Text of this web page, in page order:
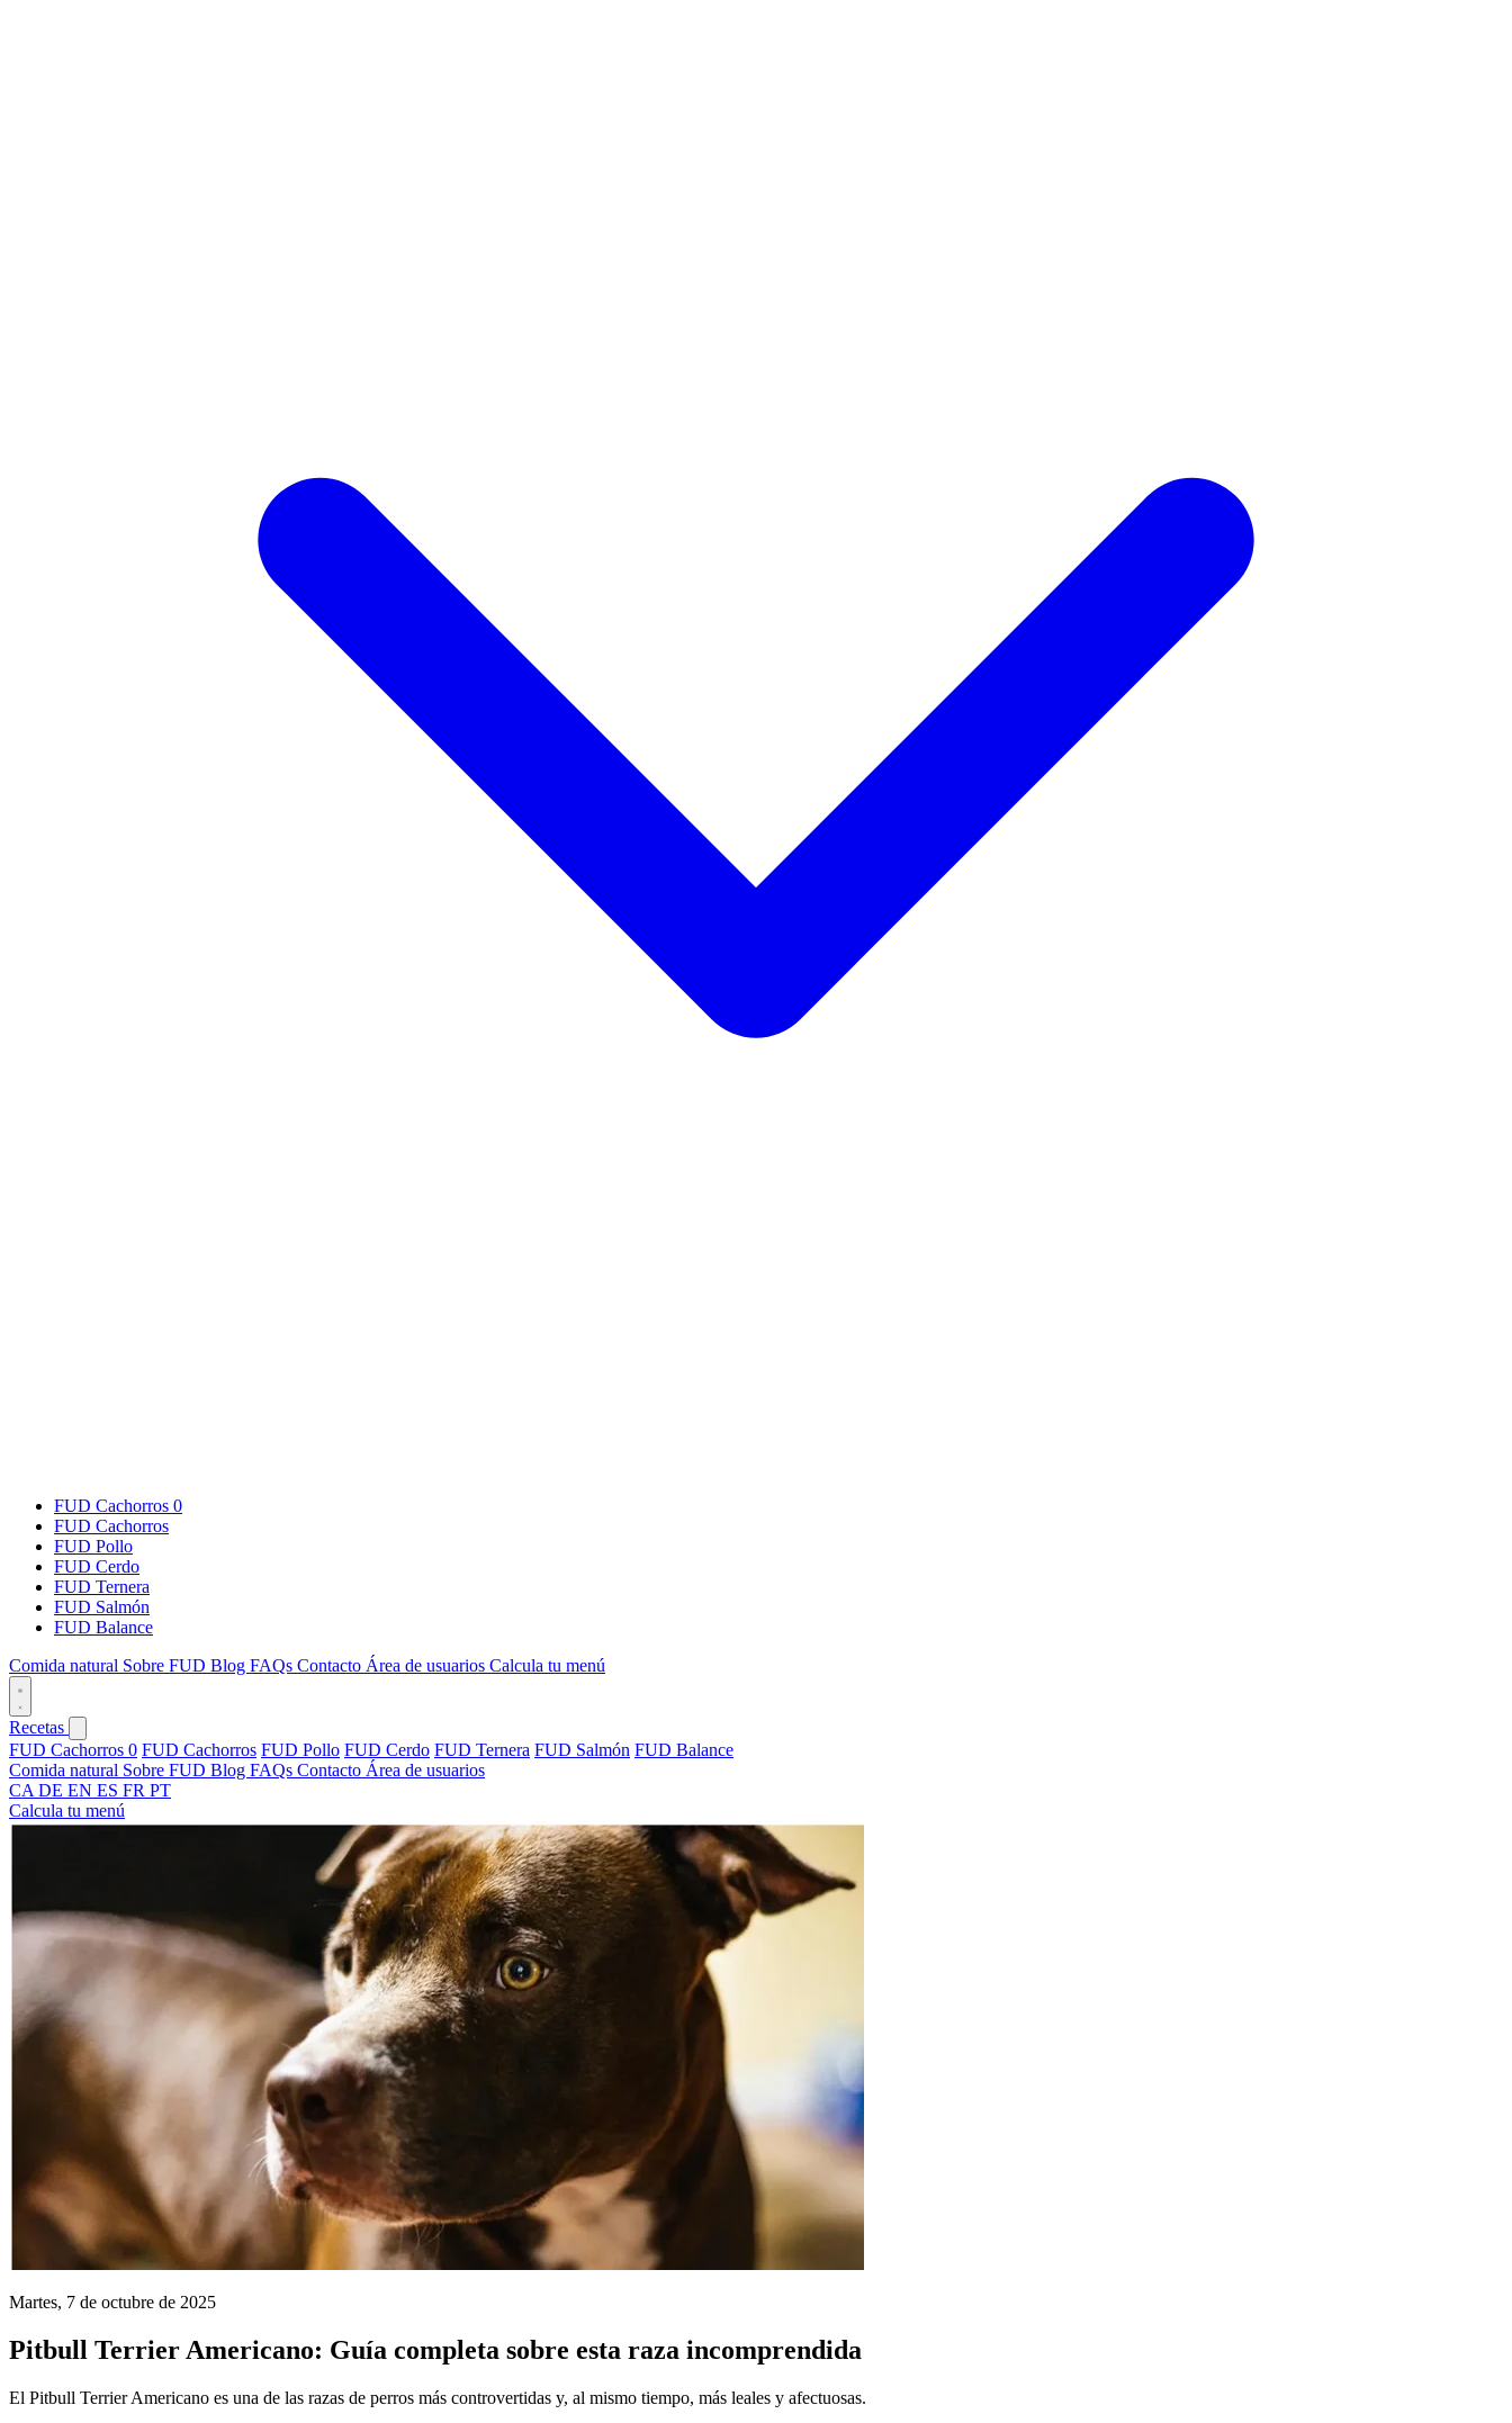
FUD Cachorros 0
FUD Cachorros
FUD Pollo
FUD Cerdo
FUD Ternera
FUD Salmón
FUD Balance
Comida natural Sobre FUD Blog FAQs Contacto Área de usuarios Calcula tu menú
Recetas
FUD Cachorros 0 FUD Cachorros FUD Pollo FUD Cerdo FUD Ternera FUD Salmón FUD Balance
Comida natural Sobre FUD Blog FAQs Contacto Área de usuarios
CA DE EN ES FR PT
Calcula tu menú
Martes, 7 de octubre de 2025
Pitbull Terrier Americano: Guía completa sobre esta raza incomprendida
El Pitbull Terrier Americano es una de las razas de perros más controvertidas y, al mismo tiempo, más leales y afectuosas.